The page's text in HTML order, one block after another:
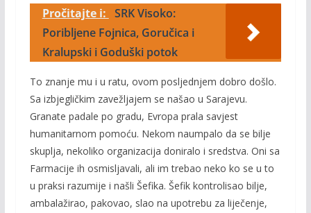
Pročitajte i: SRK Visoko:
Poribljene Fojnica, Goručica i
Kralupski i Goduški potok
To znanje mu i u ratu, ovom posljednjem dobro došlo.
Sa izbjegličkim zavežljajem se našao u Sarajevu.
Granate padale po gradu, Evropa prala savjest
humanitarnom pomoću. Nekom naumpalo da se bilje
skuplja, nekoliko organizacija doniralo i sredstva. Oni sa
Farmacije ih osmisljavali, ali im trebao neko ko se u to
u praksi razumije i našli Šefika. Šefik kontrolisao bilje,
ambalažirao, pakovao, slao na upotrebu za liječenje,